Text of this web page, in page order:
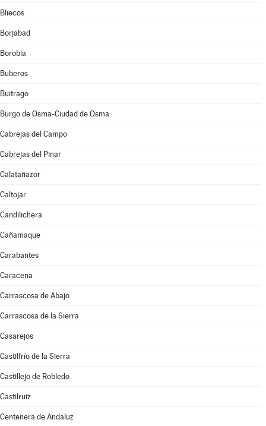
Bliecos
Borjabad
Borobia
Buberos
Buitrago
Burgo de Osma-Ciudad de Osma
Cabrejas del Campo
Cabrejas del Pinar
Calatañazor
Caltojar
Candilichera
Cañamaque
Carabantes
Caracena
Carrascosa de Abajo
Carrascosa de la Sierra
Casarejos
Castilfrío de la Sierra
Castillejo de Robledo
Castilruiz
Centenera de Andaluz